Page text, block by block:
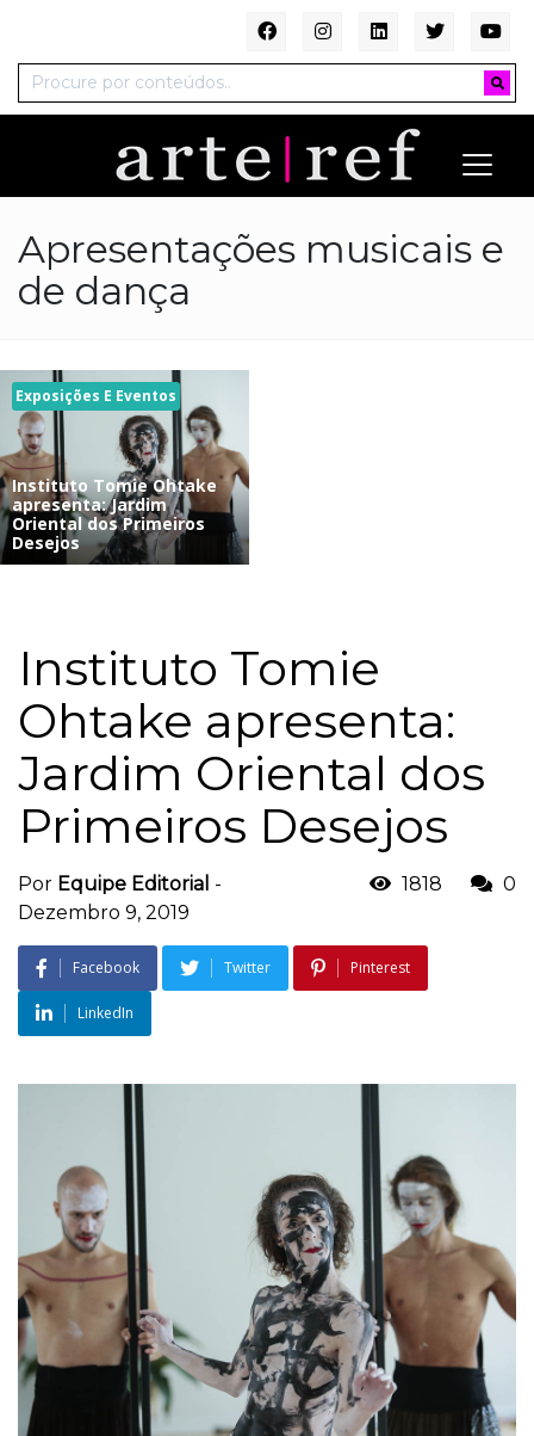
Apresentações musicais e
de dança
Exposições E Eventos
Instituto Tomie Ohtake
apresenta: Jardim
Oriental dos Primeiros
Desejos
Instituto Tomie
Ohtake apresenta:
Jardim Oriental dos
Primeiros Desejos
Por Equipe Editorial -
Dezembro 9, 2019
1818 0
Facebook Twitter Pinterest
LinkedIn